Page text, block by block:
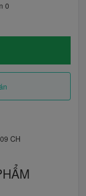
0
CH